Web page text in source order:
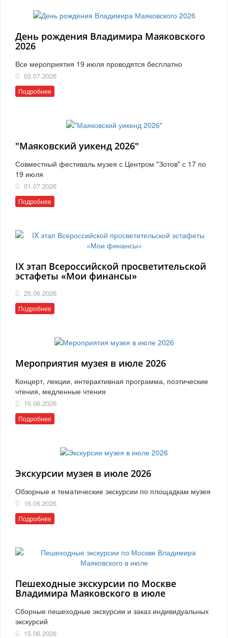
День рождения Владимира Маяковского
2026
Все мероприятия 19 июля проводятся бесплатно
02.07.2026
Подробнее
"Маяковский уикенд 2026"
Совместный фестиваль музея с Центром "Зотов" с 17 по
19 июля
01.07.2026
Подробнее
IX этап Всероссийской просветительской
эстафеты «Мои финансы»
25.06.2026
Подробнее
Мероприятия музея в июле 2026
Концерт, лекции, интерактивная программа, поэтические
чтения, медленные чтения
16.06.2026
Подробнее
Экскурсии музея в июле 2026
Обзорные и тематические экскурсии по площадкам музея
16.06.2026
Подробнее
Пешеходные экскурсии по Москве
Владимира Маяковского в июле
Сборные пешеходные экскурсии и заказ индивидуальных
экскурсий
15.06.2026